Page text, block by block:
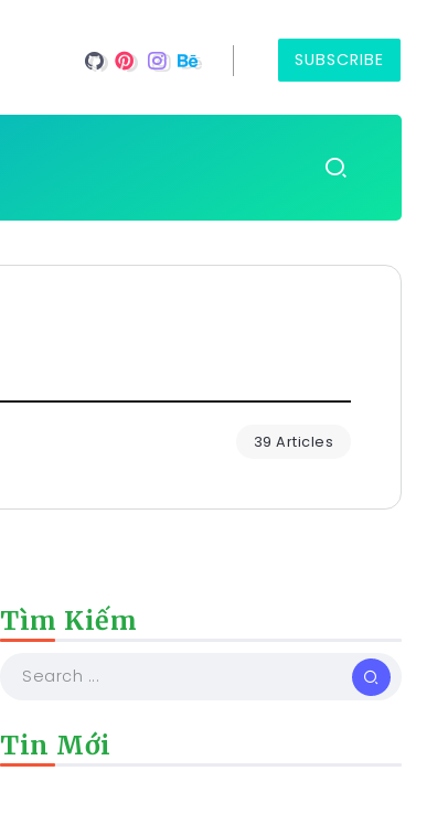
SUBSCRIBE
39 Articles
Tìm Kiếm
Tin Mới